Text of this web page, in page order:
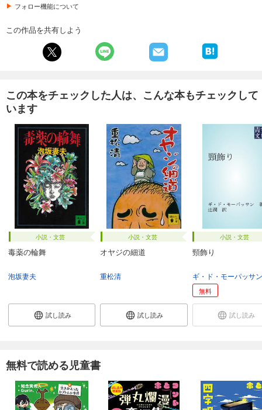
フォロー機能について
この作品を共有しよう
この本をチェックした人は、こんな本もチェックして
います
小説・文芸
毒薬の輪舞
泡坂妻夫
試し読み
小説・文芸
オヤジの細道
重松清
試し読み
小説・文芸
頸飾り
ギ・ド・モーパッサン
無料
試し読み
無料で読める児童書